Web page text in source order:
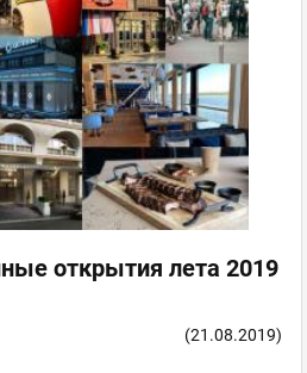
открытия лета 2019
(21.08.2019)